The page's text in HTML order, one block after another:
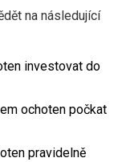
na následující
investovat do
ochoten počkat
pravidelně